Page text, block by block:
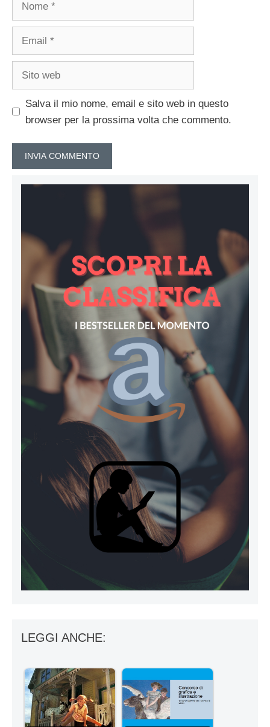
Salva il mio nome, email e sito web in questo
browser per la prossima volta che commento.
LEGGI ANCHE: